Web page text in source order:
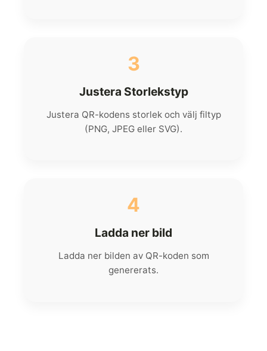
3
Justera Storlekstyp
Justera QR-kodens storlek och välj filtyp
(PNG, JPEG eller SVG).
4
Ladda ner bild
Ladda ner bilden av QR-koden som
genererats.